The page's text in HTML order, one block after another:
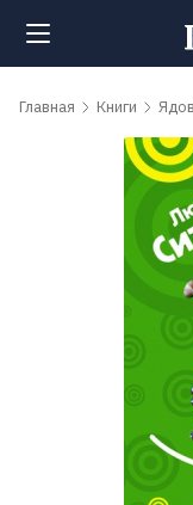
Поиск
обсуждаемые
Главная Книги